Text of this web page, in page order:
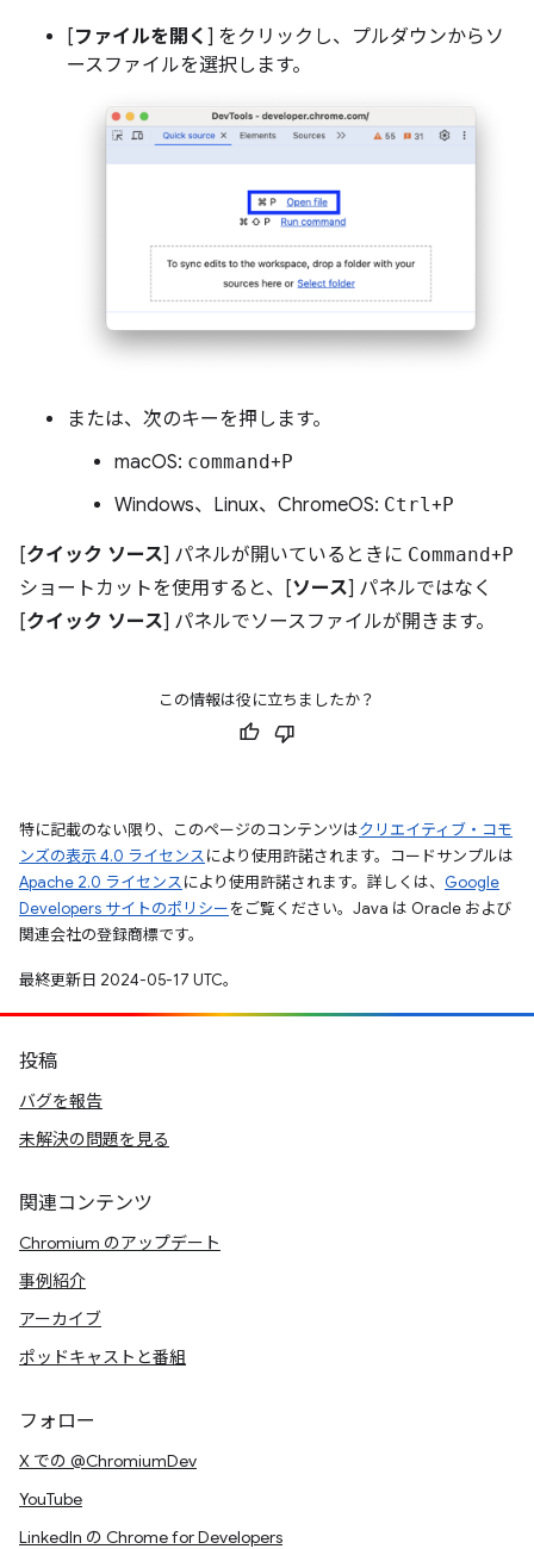
[ファイルを開く ] をクリックし、プルダウンからソ
ースファイルを選択します。
または、次のキーを押します。
macOS: command+ P
Windows、Linux、ChromeOS: Ctrl+ P
[クイック ソース] パネルが開いているときに Command+ P
ショートカットを使用すると、[ソース] パネルではなく
[クイック ソース] パネルでソースファイルが開きます。
この情報は役に立ちましたか？
特に記載のない限り、このページのコンテンツはクリエイティブ・コモ
ンズの表示 4.0 ライセンスにより使用許諾されます。コードサンプルは
Apache 2.0 ライセンスにより使用許諾されます。詳しくは、 Google
Developers サイトのポリシーをご覧ください。Java は Oracle および
関連会社の登録商標です。
最終更新日 2024-05-17 UTC。
投稿
バグを報告
未解決の問題を見る
関連コンテンツ
Chromium のアップデート
事例紹介
アーカイブ
ポッドキャストと番組
フォロー
X での @ChromiumDev
YouTube
LinkedIn の Chrome for Developers